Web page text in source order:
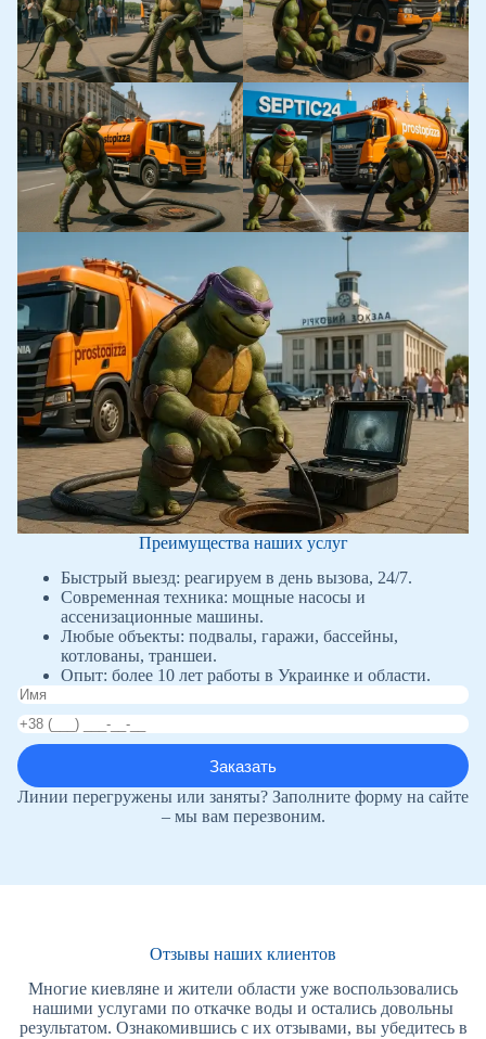
Преимущества наших услуг
Быстрый выезд: реагируем в день вызова, 24/7.
Современная техника: мощные насосы и
ассенизационные машины.
Любые объекты: подвалы, гаражи, бассейны,
котлованы, траншеи.
Опыт: более 10 лет работы в Украинке и области.
Линии перегружены или заняты? Заполните форму на сайте
– мы вам перезвоним.
Отзывы наших клиентов
Многие киевляне и жители области уже воспользовались
нашими услугами по откачке воды и остались довольны
результатом. Ознакомившись с их отзывами, вы убедитесь в